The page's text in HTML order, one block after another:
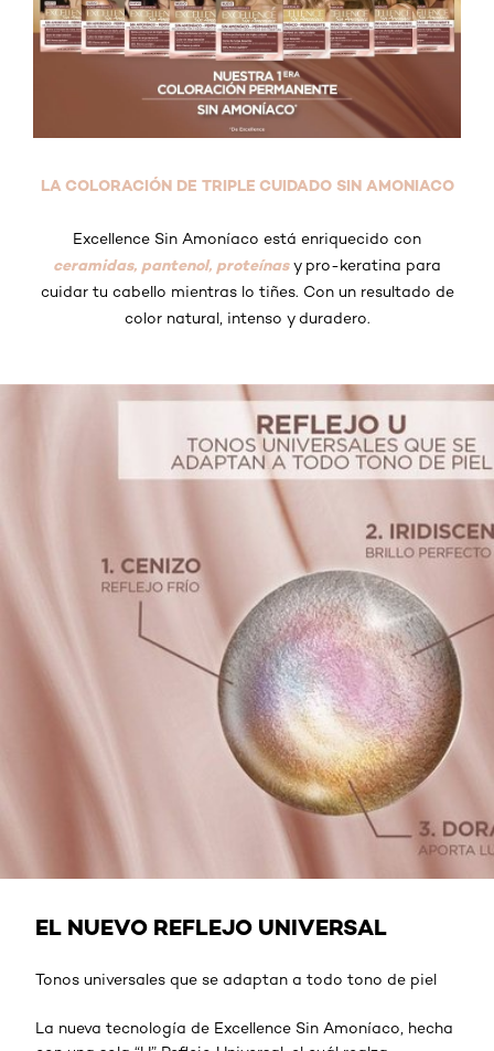
LA COLORACIÓN DE TRIPLE CUIDADO SIN AMONIACO
Excellence Sin Amoníaco está enriquecido con
ceramidas, pantenol, proteínasy pro-keratina para
cuidar tu cabello mientras lo tiñes. Con un resultado de
color natural, intenso y duradero.
EL NUEVO REFLEJO UNIVERSAL
Tonos universales que se adaptan a todo tono de piel
La nueva tecnología de Excellence Sin Amoníaco, hecha